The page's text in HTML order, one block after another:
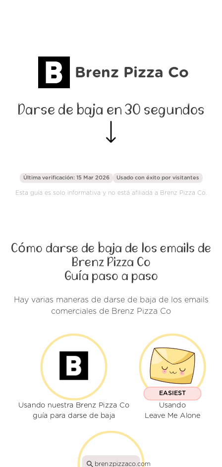
Brenz Pizza Co
Darse de baja en 30 segundos
Última verificación: 15 Mar 2026 Usado con éxito por visitantes
Esta guía es solo informativa y no está afiliada a Brenz Pizza Co.
Cómo darse de baja de los emails de
Brenz Pizza Co
Guía paso a paso
Hay varias maneras de darse de baja de los emails
comerciales de Brenz Pizza Co
Usando nuestra Brenz Pizza Co
guía para darse de baja
EASIEST
Usando
Leave Me Alone
brenzpizzaco.com